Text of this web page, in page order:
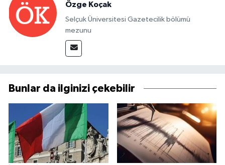
Özge Koçak
Selçuk Üniversitesi Gazetecilik bölümü
mezunu
Bunlar da ilginizi çekebilir